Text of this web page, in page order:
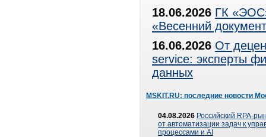
18.06.2026 ГК
«Весенний
16.06.2026 От
service: эксперты
данных
MSKIT.RU: последние новости
04.08.2026 Российский RPA-
от автоматизации задач к
процессами и AI